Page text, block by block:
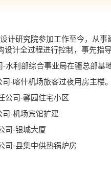
计研究院参加工作至今，从
设计全过程进行控制，事先指
水利部综合事业局在疆总部基
-喀什机场旅客过夜用房主楼
公司-馨园住宅小区
司-机场宾馆扩建
司-银城大厦
司-县集中供热锅炉房